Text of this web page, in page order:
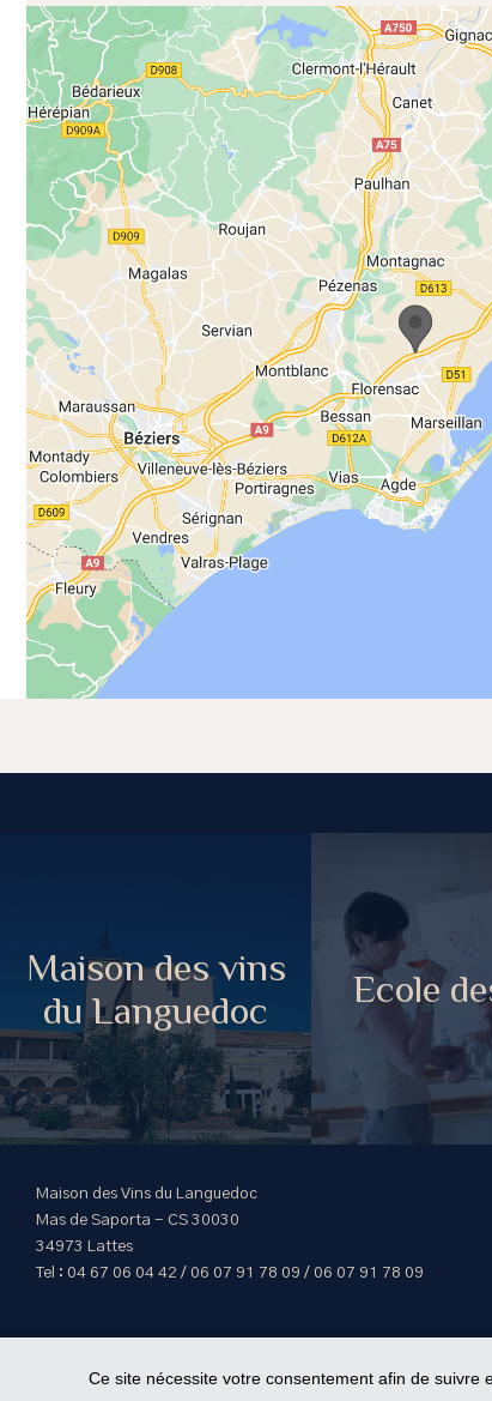
Maison des vins
du Languedoc
Ecole
Maison des Vins du Languedoc
Mas de Saporta - CS 30030
34973 Lattes
Tel : 04 67 06 04 42 / 06 07 91 78 09 / 06 07 91 78 09
Ce site nécessite votre consentement afin de suivre